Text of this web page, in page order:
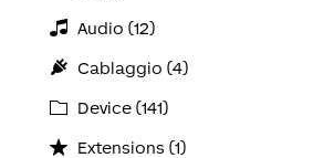
Audio (12)
Cablaggio (4)
Device (141)
Extensions (1)